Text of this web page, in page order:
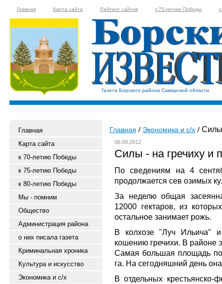
Главная Карта сайта Рейтинг сайтов к 75-летию Победы
Газета Борского района Самарской области
Главная
Карта сайта
к 70-летию Победы
к 75-летию Победы
к 80-летию Победы
Мы - помним
Общество
Администрация района
о них писала газета
Криминальная хроника
Культура и искусство
Экономика и с/х
Главная Экономика и с/х Силы
06.09.2012
Силы - на гречиху и
По сведениям на 4
продолжается сев озимых
За неделю общая
12000 гектаров, из
остальное занимает рожь.
В колхозе "Луч Ильича"
кошению гречихи. В районе
Самая большая площадь
га. На сегодняшний день
В отдельных крестьянско-